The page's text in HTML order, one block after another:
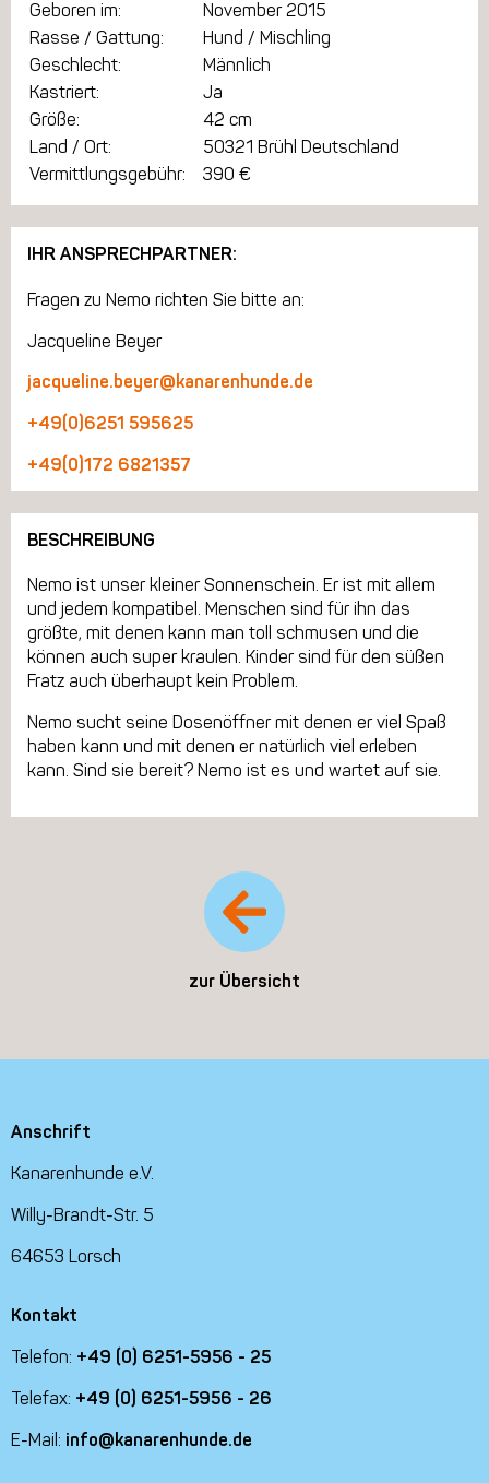
Geboren im:
November 2015
Rasse / Gattung:
Hund / Mischling
Geschlecht:
Männlich
Kastriert:
Ja
Größe:
42 cm
Land / Ort:
50321 Brühl Deutschland
Vermittlungsgebühr:
390 €
IHR ANSPRECHPARTNER:
Fragen zu Nemo richten Sie bitte an:
Jacqueline Beyer
jacqueline.beyer@kanarenhunde.de
+49(0)6251 595625
+49(0)172 6821357
BESCHREIBUNG
Nemo ist unser kleiner Sonnenschein. Er ist mit allem
und jedem kompatibel. Menschen sind für ihn das
größte, mit denen kann man toll schmusen und die
können auch super kraulen. Kinder sind für den süßen
Fratz auch überhaupt kein Problem.
Nemo sucht seine Dosenöffner mit denen er viel Spaß
haben kann und mit denen er natürlich viel erleben
kann. Sind sie bereit? Nemo ist es und wartet auf sie.
zur Übersicht
Anschrift
Kanarenhunde e.V.
Willy-Brandt-Str. 5
64653 Lorsch
Kontakt
Telefon: +49 (0) 6251-5956 - 25
Telefax: +49 (0) 6251-5956 - 26
E-Mail: info@kanarenhunde.de